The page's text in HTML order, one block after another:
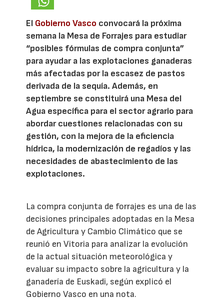
El Gobierno Vasco convocará la próxima
semana la Mesa de Forrajes para estudiar
“posibles fórmulas de compra conjunta”
para ayudar a las explotaciones ganaderas
más afectadas por la escasez de pastos
derivada de la sequía. Además, en
septiembre se constituirá una Mesa del
Agua específica para el sector agrario para
abordar cuestiones relacionadas con su
gestión, con la mejora de la eficiencia
hídrica, la modernización de regadíos y las
necesidades de abastecimiento de las
explotaciones.
La compra conjunta de forrajes es una de las
decisiones principales adoptadas en la Mesa
de Agricultura y Cambio Climático que se
reunió en Vitoria para analizar la evolución
de la actual situación meteorológica y
evaluar su impacto sobre la agricultura y la
ganadería de Euskadi, según explicó el
Gobierno Vasco en una nota.